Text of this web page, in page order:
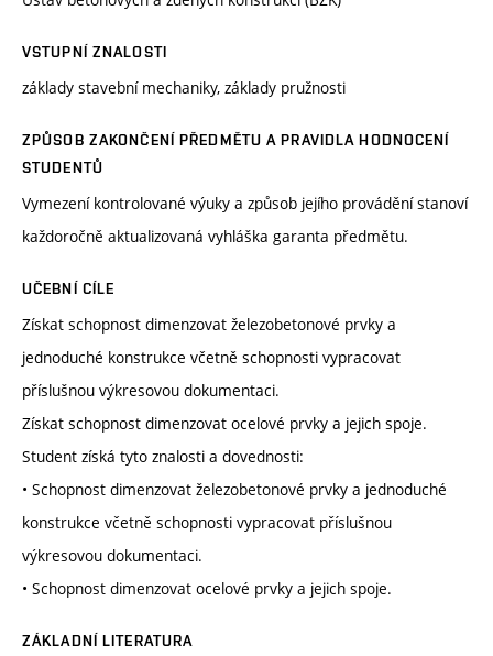
VSTUPNÍ ZNALOSTI
základy stavební mechaniky, základy pružnosti
ZPŮSOB ZAKONČENÍ PŘEDMĚTU A PRAVIDLA HODNOCENÍ
STUDENTŮ
Vymezení kontrolované výuky a způsob jejího provádění stanoví
každoročně aktualizovaná vyhláška garanta předmětu.
UČEBNÍ CÍLE
Získat schopnost dimenzovat železobetonové prvky a
jednoduché konstrukce včetně schopnosti vypracovat
příslušnou výkresovou dokumentaci.
Získat schopnost dimenzovat ocelové prvky a jejich spoje.
Student získá tyto znalosti a dovednosti:
• Schopnost dimenzovat železobetonové prvky a jednoduché
konstrukce včetně schopnosti vypracovat příslušnou
výkresovou dokumentaci.
• Schopnost dimenzovat ocelové prvky a jejich spoje.
ZÁKLADNÍ LITERATURA